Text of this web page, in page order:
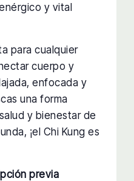
y vital
para cualquier
cuerpo y
enfocada y
una forma
y bienestar de
¡el Chi Kung es
previa